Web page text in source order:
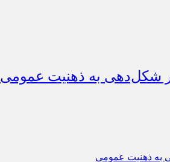
شکل‌دهی به ذهنیت عمومی